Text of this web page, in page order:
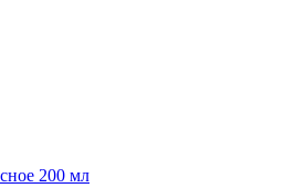
200 мл